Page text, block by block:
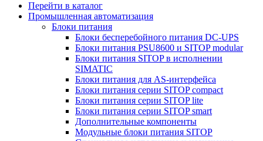
Перейти в каталог
Промышленная автоматизация
Блоки питания
Блоки бесперебойного питания DC-UPS
Блоки питания PSU8600 и SITOP modular
Блоки питания SITOP в исполнении
SIMATIC
Блоки питания для AS-интерфейса
Блоки питания серии SITOP compact
Блоки питания серии SITOP lite
Блоки питания серии SITOP smart
Дополнительные компоненты
Модульные блоки питания SITOP